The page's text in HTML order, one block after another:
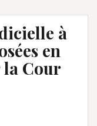
à
en
la Cour